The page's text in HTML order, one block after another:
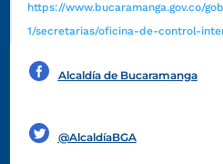
https://www.bucaramanga.gov.co/
1/secretarias/oficina-de-control-
Alcaldía de Bucaramanga
@AlcaldíaBGA